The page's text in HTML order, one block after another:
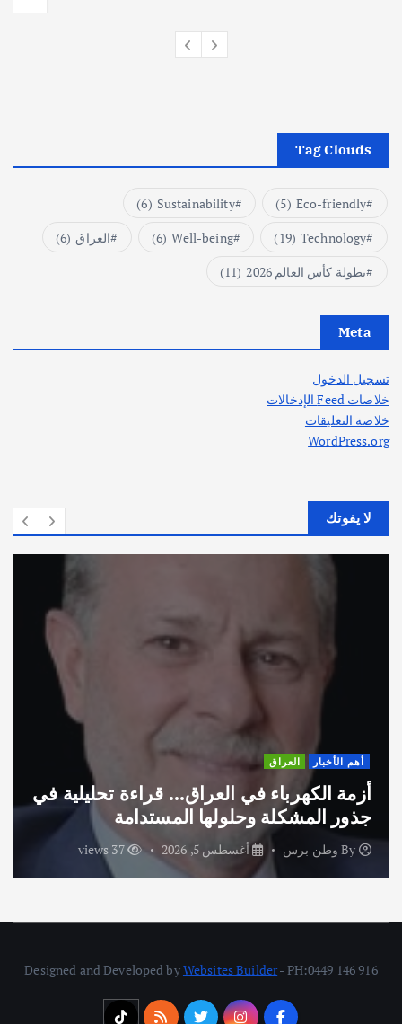
Tag Clouds
Eco-friendly
(5)
Sustainability
(6)
Technology
(19)
Well-being
(6) العراق (6)
بطولة كأس العالم 2026
(11)
Meta
تسجيل الدخول
خلاصات Feed الإدخالات
خلاصة التعليقات
WordPress.org
لا يفوتك
أهم الأخبار ثقافة وفنون
اختتام ورشة السينوغرافيا في مدينة كلباء
الاماراتية
وطن برس أغسطس 3, 2026 52 views
Designed and Developed byWebsites Builder- PH:0449 146 916